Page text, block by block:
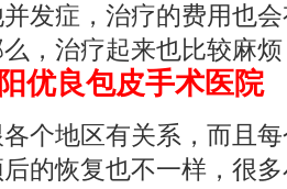
发症，治疗的费用也
，治疗起来也比较麻
优良包皮手术医院
地区有关系，而且每
的恢复也不一样，很